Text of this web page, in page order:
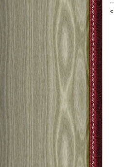
«